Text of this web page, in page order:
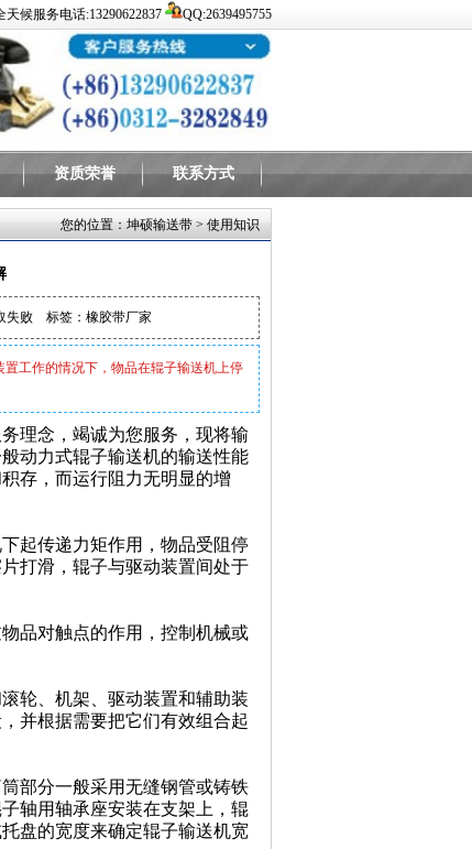
天候服务电话:13290622837 QQ:2639495755
资质荣誉 联系方式
您的位置： 坤硕输送带 > 使用知识
失败 标签：橡胶带厂家
工作的情况下，物品在辊子输送机上停
理念，竭诚为您服务，现将输
动力式辊子输送机的输送性能
存，而运行阻力无明显的增
起传递力矩作用，物品受阻停
打滑，辊子与驱动装置间处于
品对触点的作用，控制机械或
轮、机架、驱动装置和辅助装
并根据需要把它们有效组合起
部分一般采用无缝钢管或铸铁
轴用轴承座安装在支架上，辊
盘的宽度来确定辊子输送机宽